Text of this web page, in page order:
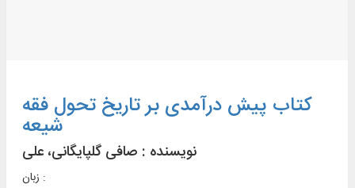
کتاب پیش درآمدی بر تاریخ تحول فقه
شیعه
نویسنده : صافی گلپایگانی، علی
زبان :